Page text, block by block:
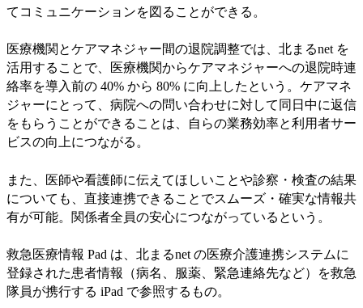
てコミュニケーションを図ることができる。
医療機関とケアマネジャー間の退院調整では、北まるnet を
活用することで、医療機関からケアマネジャーへの退院時連
絡率を導入前の 40% から 80% に向上したという。ケアマネ
ジャーにとって、病院への問い合わせに対して同日中に返信
をもらうことができることは、自らの業務効率と利用者サー
ビスの向上につながる。
また、医師や看護師に伝えてほしいことや診察・検査の結果
についても、直接連携できることでスムーズ・確実な情報共
有が可能。関係者全員の安心につながっているという。
救急医療情報 Pad は、北まるnet の医療介護連携システムに
登録された患者情報（病名、服薬、緊急連絡先など）を救急
隊員が携行する iPad で参照するもの。